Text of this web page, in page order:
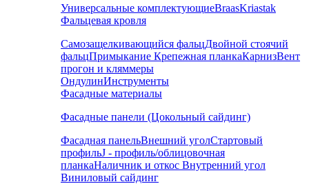
Универсальные комплектующиеBraasKriastak
Фальцевая кровля
Самозащелкивающийся фальцДвойной стоячий
фальцПримыкание Крепежная планкаКарнизВент
прогон и кляммеры
ОндулинИнструменты
Фасадные материалы
Фасадные панели (Цокольный сайдинг)
Фасадная панельВнешний уголСтартовый
профильJ - профиль/облицовочная
планкаНаличник и откос Внутренний угол
Виниловый сайдинг